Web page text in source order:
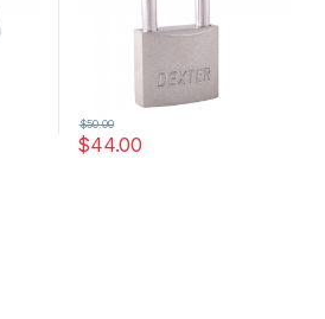
$44.00
$50.00